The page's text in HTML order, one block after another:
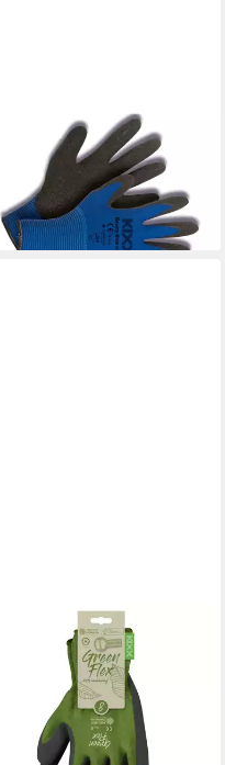
Gartenhandschuhe Color Line
Arbeitshandschuhe,
Blau/Schwarz
8,49 €
lieferbar - in 2-3 Werktagen bei dir